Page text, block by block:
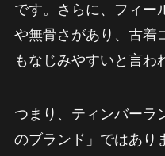
です。さらに、フィー
や無骨さがあり、古着
もなじみやすいと言わ
つまり、ティンバーラ
のブランド」ではあり